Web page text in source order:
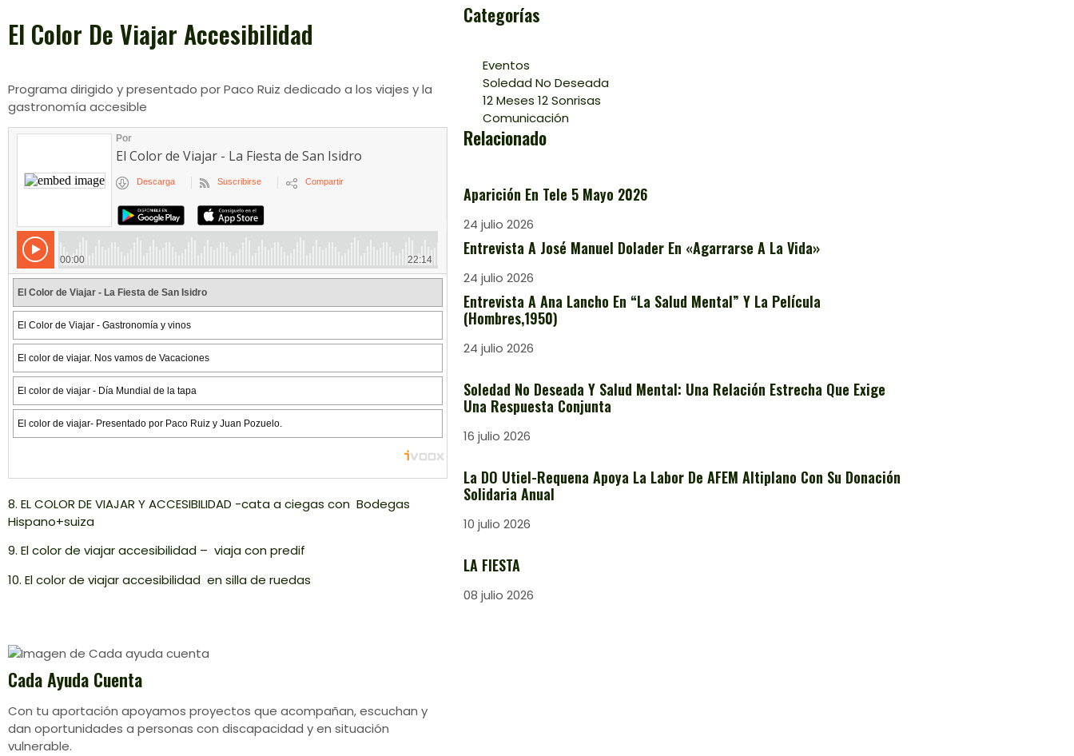
El Color De Viajar Accesibilidad
Programa dirigido y presentado por Paco Ruiz dedicado a los viajes y la
gastronomía accesible
8. EL COLOR DE VIAJAR Y ACCESIBILIDAD -cata a ciegas con Bodegas
Hispano+suiza
9. El color de viajar accesibilidad – viaja con predif
10. El color de viajar accesibilidad en silla de ruedas
Cada Ayuda Cuenta
Con tu aportación apoyamos proyectos que acompañan, escuchan y
dan oportunidades a personas con discapacidad y en situación
vulnerable.
Categorías
Eventos
Soledad No Deseada
12 Meses 12 Sonrisas
Comunicación
Relacionado
Aparición En Tele 5 Mayo 2026
24 julio 2026
Entrevista A José Manuel Dolader En «Agarrarse A La Vida»
24 julio 2026
Entrevista A Ana Lancho En “La Salud Mental” Y La Película
(Hombres,1950)
24 julio 2026
Soledad No Deseada Y Salud Mental: Una Relación Estrecha Que Exige
Una Respuesta Conjunta
16 julio 2026
La DO Utiel-Requena Apoya La Labor De AFEM Altiplano Con Su Donación
Solidaria Anual
10 julio 2026
LA FIESTA
08 julio 2026